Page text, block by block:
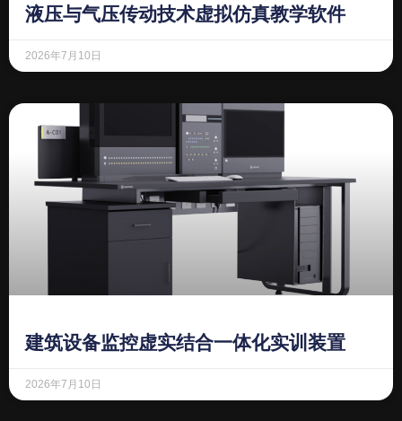
液压与气压传动技术虚拟仿真教学软件
2026年7月10日
建筑设备监控虚实结合一体化实训装置
2026年7月10日